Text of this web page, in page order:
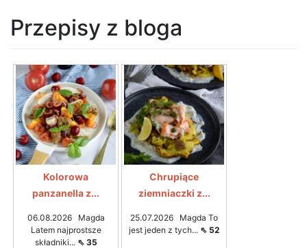
Przepisy z bloga
Kolorowa
panzanella z...
06.08.2026 Magda
Latem najprostsze
składniki... ⇖ 35
Chrupiące
ziemniaczki z...
25.07.2026 Magda To
jest jeden z tych... ⇖ 52